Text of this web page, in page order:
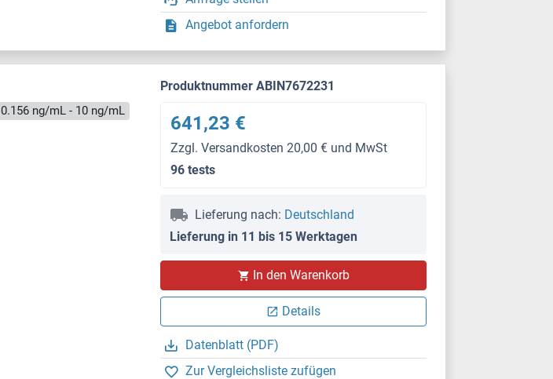
Angebot anfordern
0.156 ng/mL - 10 ng/mL
Produktnummer ABIN7672231
641,23 €
Zzgl. Versandkosten 20,00 € und MwSt
96 tests
Lieferung nach: Deutschland
Lieferung in 11 bis 15 Werktagen
In den Warenkorb
Details
Datenblatt (PDF)
Zur Vergleichsliste zufügen